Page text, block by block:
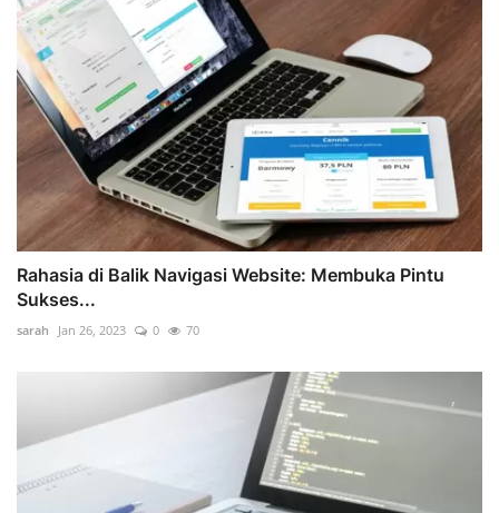
Rahasia di Balik Navigasi Website: Membuka Pintu
Sukses...
sarah Jan 26, 2023 0 70